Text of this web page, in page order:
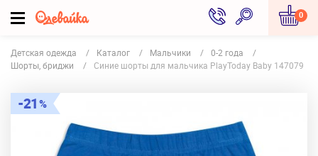
0
Детская одежда Каталог Мальчики
0-2 года
Шорты, бриджи
Синие шорты для мальчика PlayToday Baby 147079
21